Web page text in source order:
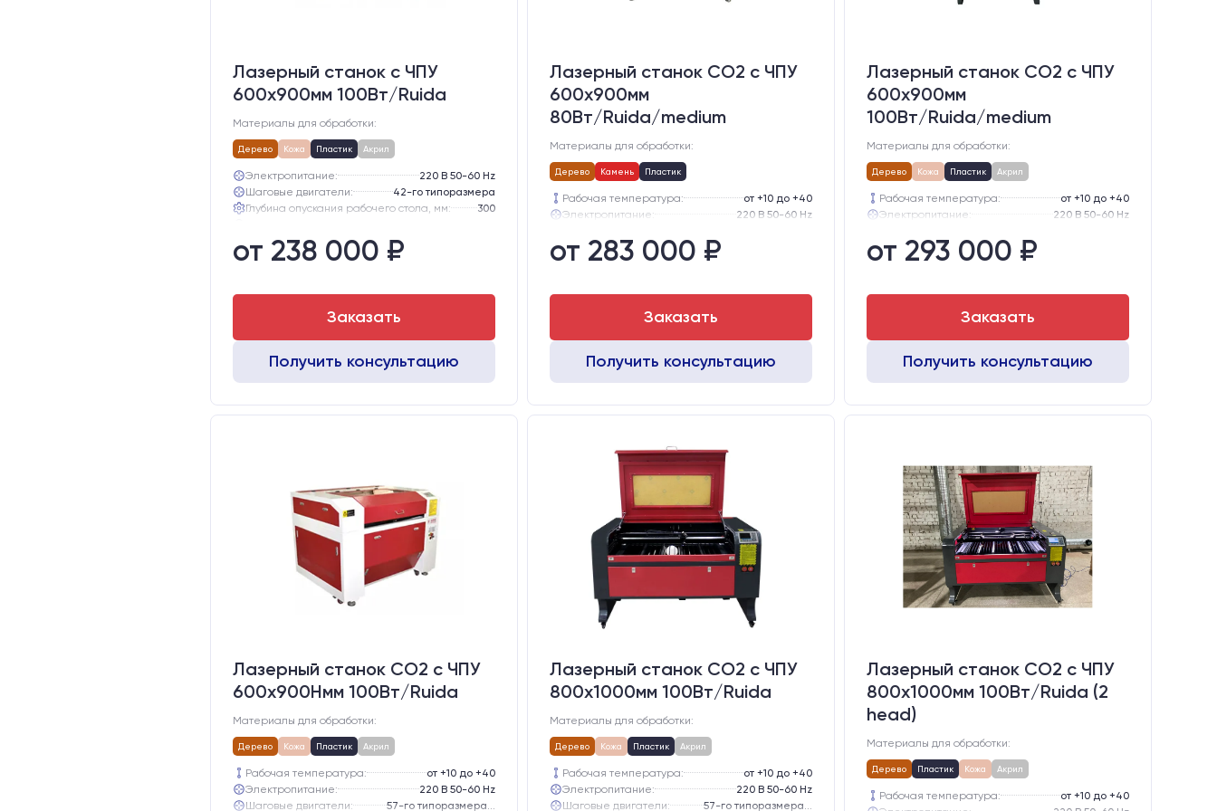
Лазерный станок c ЧПУ
600х900мм 100Вт/Ruida
Материалы для обработки:
Дерево Кожа Пластик Акрил
Электропитание:
220 В 50-60 Hz
Шаговые двигатели:
42-го типоразмера
Глубина опускания рабочего стола, мм:
300
Направляющие оси Х:
Точность позиционирования, мм:
от 238 000 ₽
Заказать
Получить консультацию
Лазерный станок CO2 c ЧПУ
600х900мм
80Вт/Ruida/medium
Материалы для обработки:
Дерево Камень Пластик
Рабочая температура:
от +10 до +40
Электропитание:
220 В 50-60 Hz
Глубина опускания рабочего стола, мм:
Направляющие оси Y:
от 283 000 ₽
Заказать
Получить консультацию
Лазерный станок CO2 c ЧПУ
600х900мм
100Вт/Ruida/medium
Материалы для обработки:
Дерево Кожа Пластик Акрил
Рабочая температура:
от +10 до +40
Электропитание:
220 В 50-60 Hz
Глубина опускания рабочего стола, мм:
Направляющие оси Y:
от 293 000 ₽
Заказать
Получить консультацию
Лазерный станок CO2 c ЧПУ
600х900Hмм 100Вт/Ruida
Материалы для обработки:
Дерево Кожа Пластик Акрил
Рабочая температура:
от +10 до +40
Электропитание:
220 В 50-60 Hz
Шаговые двигатели:
Лазерный станок CO2 c ЧПУ
800х1000мм 100Вт/Ruida
Материалы для обработки:
Дерево Кожа Пластик Акрил
Рабочая температура:
от +10 до +40
Электропитание:
220 В 50-60 Hz
Шаговые двигатели:
Лазерный станок CO2 c ЧПУ
800х1000мм 100Вт/Ruida (2
head)
Материалы для обработки:
Дерево Пластик Кожа Акрил
Рабочая температура:
от +10 до +40